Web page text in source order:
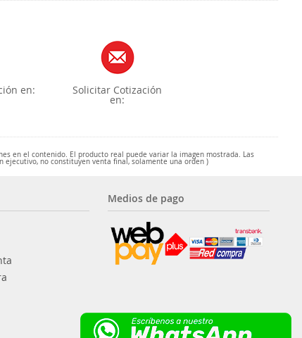
en: Solicitar Cotización
en:
en el contenido. El producto real puede variar la imagen mostrada. Las
no constituyen venta final, solamente una orden )
Medios de pago